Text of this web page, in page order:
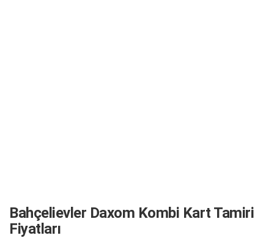
Bahçelievler Daxom Kombi Kart Tamiri
Fiyatları